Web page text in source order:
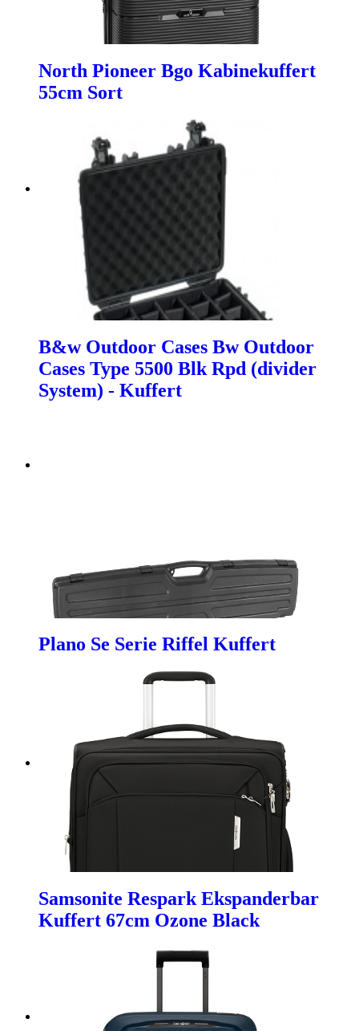
North Pioneer Bgo Kabinekuffert
55cm Sort
B&w Outdoor Cases Bw Outdoor
Cases Type 5500 Blk Rpd (divider
System) - Kuffert
Plano Se Serie Riffel Kuffert
Samsonite Respark Ekspanderbar
Kuffert 67cm Ozone Black